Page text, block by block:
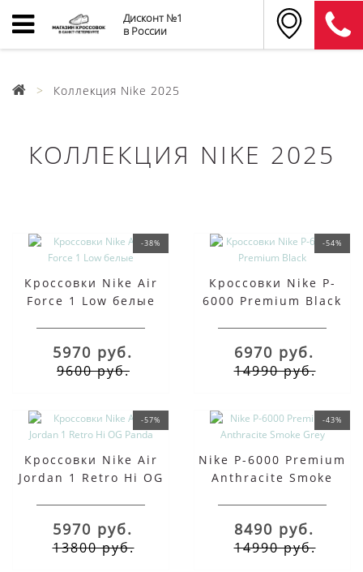
Дисконт №1
в России
Коллекция Nike 2025
КОЛЛЕКЦИЯ NIKE 2025
-38%
Кроссовки Nike Air
Force 1 Low белые
5970 руб.
9600 руб.
-54%
Кроссовки Nike P-
6000 Premium Black
6970 руб.
14990 руб.
-57%
Кроссовки Nike Air
Jordan 1 Retro Hi OG
5970 руб.
13800 руб.
-43%
Nike P-6000 Premium
Anthracite Smoke
8490 руб.
14990 руб.